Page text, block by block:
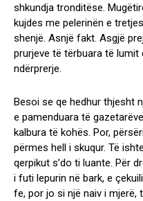
shkundja tronditëse.
kujdes me pelerinën e
shenjë. Asnjë fakt. Asgjë
prurjeve të tërbuara të lumit
ndërprerje.
Besoi se qe hedhur thjesht
e pamenduara të
kalbura të kohës. Por,
përmes hell i skuqur. Të
qerpikut s’do ti luante. Për
i futi lepurin në bark, e
fe, por jo si një naiv i